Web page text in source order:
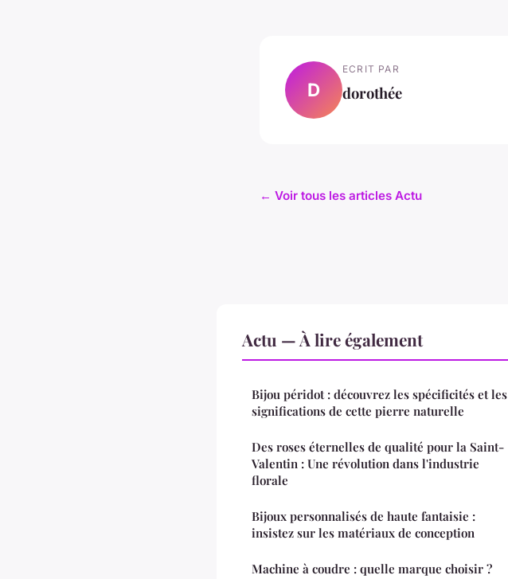
D
ECRIT PAR
dorothée
← Voir tous les articles Actu
Actu — À lire également
Bijou péridot : découvrez les spécificités et les
significations de cette pierre naturelle
Des roses éternelles de qualité pour la Saint-
Valentin : Une révolution dans l'industrie
florale
Bijoux personnalisés de haute fantaisie :
insistez sur les matériaux de conception
Machine à coudre : quelle marque choisir ?